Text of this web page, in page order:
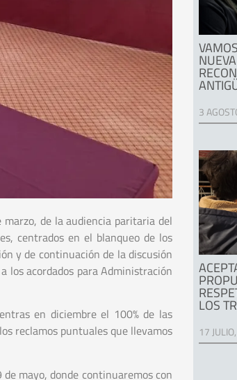
de la audiencia paritaria del
centrados en el blanqueo de los
y de continuación de la discusión
los acordados para Administración
en diciembre el 100% de las
reclamos puntuales que llevamos
mayo, donde continuaremos con
3
LOS
17